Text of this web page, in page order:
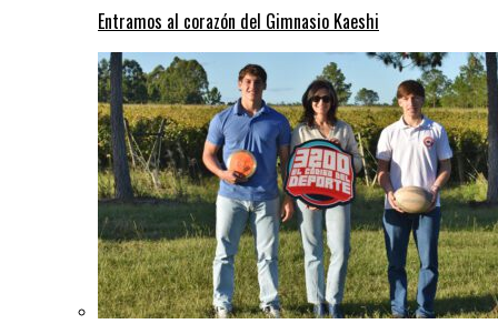
Entramos al corazón del Gimnasio Kaeshi